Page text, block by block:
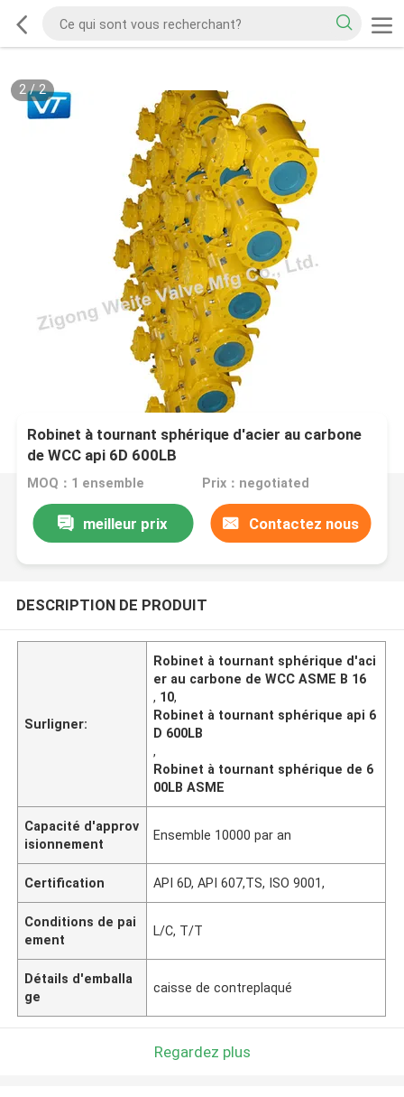
2/2
Robinet à tournant sphérique d'acier au carbone
de WCC api 6D 600LB
MOQ：1 ensemble Prix：negotiated
meilleur prix Contactez nous
DESCRIPTION DE PRODUIT
Surligner:
Robinet à tournant sphérique d'aci
er au carbone de WCC ASME B 16
, 10,
Robinet à tournant sphérique api 6
D 600LB
,
Robinet à tournant sphérique de 6
00LB ASME
Capacité d'approv
isionnement
Ensemble 10000 par an
Certification API 6D, API 607,TS, ISO 9001,
Conditions de pai
ement
L/C, T/T
Détails d'emballa
ge
caisse de contreplaqué
Regardez plus